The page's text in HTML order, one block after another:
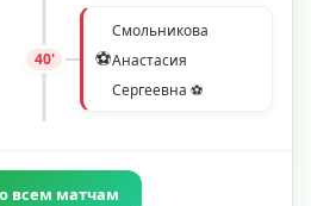
⚽
Смольникова
Анастасия
Сергеевна ⚽
40'
всем матчам